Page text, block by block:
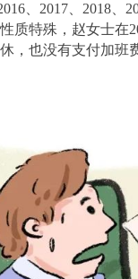
、2017、2018
质特殊，赵女士在
，也没有支付加班